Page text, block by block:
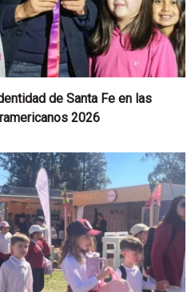
de Santa Fe en las
2026